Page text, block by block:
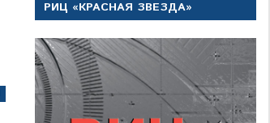
РИЦ «КРАСНАЯ ЗВЕЗДА»